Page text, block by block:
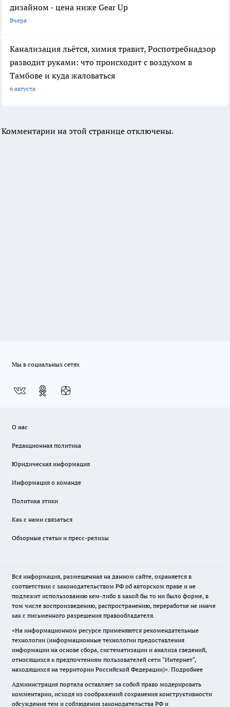
дизайном - цена ниже Gear Up
Вчера
Канализация льётся, химия травит, Роспотребнадзор
разводит руками: что происходит с воздухом в
Тамбове и куда жаловаться
6 августа
Комментарии на этой странице отключены.
Мы в социальных сетях
О нас
Редакционная политика
Юридическая информация
Информация о команде
Политика этики
Как с нами связаться
Обзорные статьи и пресс-релизы
Вся информация, размещенная на данном сайте, охраняется в
соответствии с законодательством РФ об авторском праве и не
подлежит использованию кем-либо в какой бы то ни было форме, в
том числе воспроизведению, распространению, переработке не иначе
как с письменного разрешения правообладателя.
«На информационном ресурсе применяются рекомендательные
технологии (информационные технологии предоставления
информации на основе сбора, систематизации и анализа сведений,
относящихся к предпочтениям пользователей сети "Интернет",
находящихся на территории Российской Федерации)». Подробнее
Администрация портала оставляет за собой право модерировать
комментарии, исходя из соображений сохранения конструктивности
обсуждения тем и соблюдения законодательства РФ и